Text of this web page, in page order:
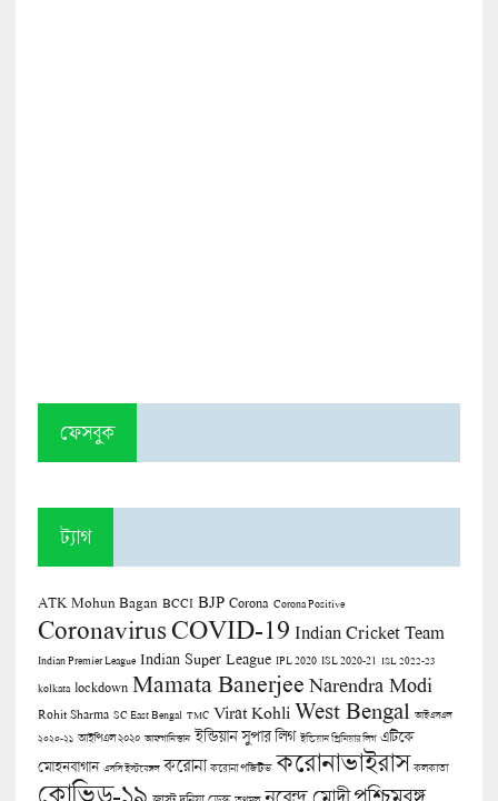
ফেসবুক
ট্যাগ
ATK Mohun Bagan BCCI BJP Corona Corona Positive
CoronavirusCOVID-19 Indian Cricket Team
Indian Premier League Indian Super League IPL 2020 ISL 2020-21 ISL 2022-23
kolkata lockdown Mamata Banerjee Narendra Modi
Rohit Sharma SC East Bengal TMC Virat Kohli West Bengal আইএসএল
২০২০-২১ আইপিএল ২০২০ আফগানিস্তান ইন্ডিয়ান সুপার লিগ ইন্ডিয়ান প্রিমিয়ার লিগ এটিকে
মোহনবাগান এসসি ইস্টবেঙ্গল করোনা করোনা পজিটিভ করোনাভাইরাস কলকাতা
কোভিড-১৯